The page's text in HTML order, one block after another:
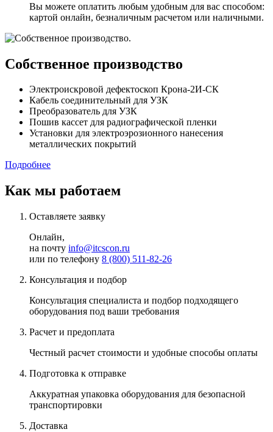
Вы можете оплатить любым удобным для вас способом:
картой онлайн, безналичным расчетом или наличными.
Cобственное производство
Электроискровой дефектоскоп Крона-2И-СК
Кабель соединительный для УЗК
Преобразователь для УЗК
Пошив кассет для радиографической пленки
Установки для электроэрозионного нанесения
металлических покрытий
Подробнее
Как мы работаем
Оставляете заявку
Онлайн,
на почту info@itcscon.ru
или по телефону 8 (800) 511-82-26
Консультация и подбор
Консультация специалиста и подбор подходящего
оборудования под ваши требования
Расчет и предоплата
Честный расчет стоимости и удобные способы оплаты
Подготовка к отправке
Аккуратная упаковка оборудования для безопасной
транспортировки
Доставка